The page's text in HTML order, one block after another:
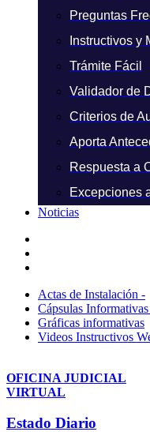
Preguntas
Instructivos y
Trámite Fácil
Validador de
Criterios de
Aporta
Respuesta a
Excepciones
Noticias
Actas de Instalación -
Cápsulas
Gráficas informativas
Videos Instructivos
OFICINA JUDICIAL
VIRTUAL
Estado Diario